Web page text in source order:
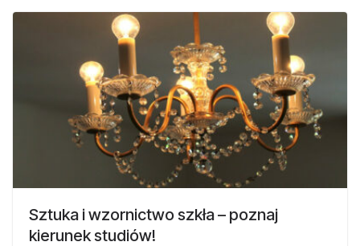
Sztuka i wzornictwo szkła – poznaj
kierunek studiów!